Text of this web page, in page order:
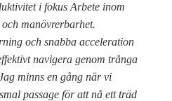
i fokus Arbete inom
manövrerbarhet.
och snabba acceleration
navigera genom trånga
minns en gång när vi
passage för att nå ett träd